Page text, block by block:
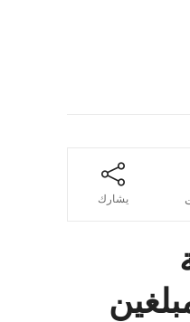
يشارك